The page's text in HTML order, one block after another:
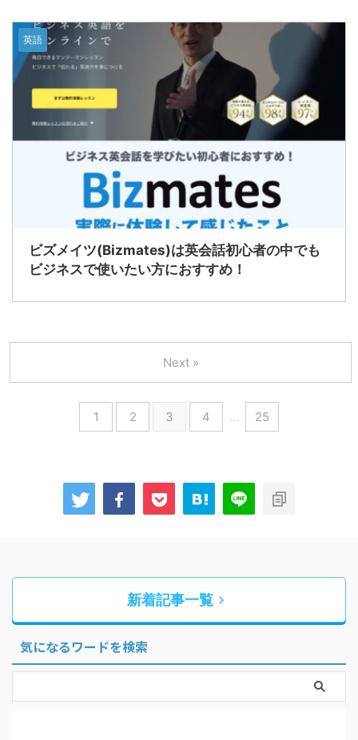
英語
ビズメイツ(Bizmates)は英会話初心者の中でも
ビジネスで使いたい方におすすめ！
1 2 3 4 … 25
Next »
新着記事一覧
気になるワードを検索